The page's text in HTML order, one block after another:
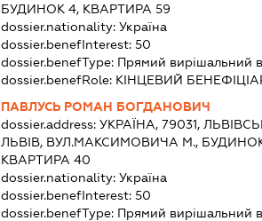
БУДИНОК 4, КВАРТИРА 59
dossier.nationality:Україна
dossier.benefInterest:50
dossier.benefType: Прямий вирішальний
dossier.benefRole: КІНЦЕВИЙ
ПАВЛУСЬ РОМАН БОГДАНОВИЧ
dossier.address:УКРАЇНА, 79031,
ЛЬВІВ, ВУЛ.МАКСИМОВИЧА М.,
КВАРТИРА 40
dossier.nationality:Україна
dossier.benefInterest:50
dossier.benefType: Прямий вирішальний